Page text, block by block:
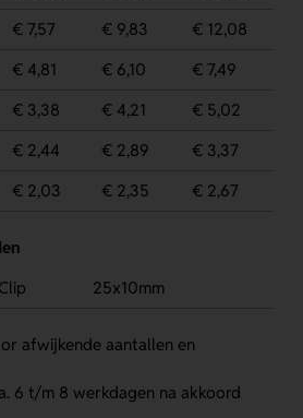
€ 7,57 € 9,83
€ 12,08
€ 4,81 € 6,10
€ 7,49
€ 3,38 € 4,21
€ 5,02
€ 2,44 € 2,89
€ 3,37
€ 2,03 € 2,35 € 2,67
Clip 25x10mm
afwijkende aantallen en
6 t/m 8 werkdagen na akkoord